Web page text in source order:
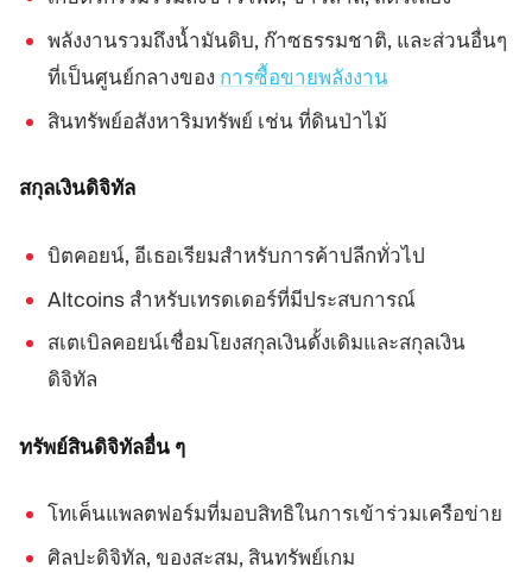
พลังงานรวมถึงน้ำมันดิบ, ก๊าซธรรมชาติ, และส่วนอื่นๆ
ที่เป็นศูนย์กลางของ การซื้อขายพลังงาน
สินทรัพย์อสังหาริมทรัพย์ เช่น ที่ดินป่าไม้
สกุลเงินดิจิทัล
บิตคอยน์, อีเธอเรียมสำหรับการค้าปลีกทั่วไป
Altcoins สำหรับเทรดเดอร์ที่มีประสบการณ์
สเตเบิลคอยน์เชื่อมโยงสกุลเงินดั้งเดิมและสกุลเงิน
ดิจิทัล
ทรัพย์สินดิจิทัลอื่น ๆ
โทเค็นแพลตฟอร์มที่มอบสิทธิในการเข้าร่วมเครือข่าย
ศิลปะดิจิทัล, ของสะสม, สินทรัพย์เกม